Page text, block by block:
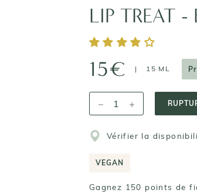
LIP TREAT
15€ | 15 ML
Vérifier la
VEGAN
Gagnez 150 points de